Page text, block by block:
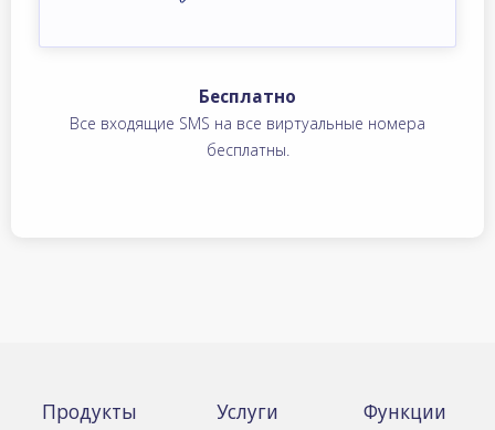
Бесплатно
Все входящие SMS на все виртуальные номера
бесплатны.
Продукты Услуги Функции